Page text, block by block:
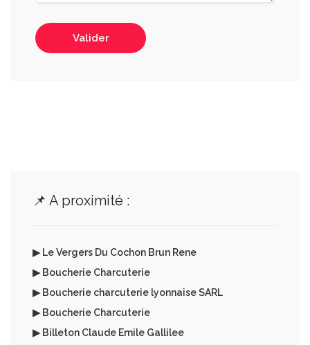
Valider
📌 A proximité :
▶ Le Vergers Du Cochon Brun Rene
▶ Boucherie Charcuterie
▶ Boucherie charcuterie lyonnaise SARL
▶ Boucherie Charcuterie
▶ Billeton Claude Emile Gallilee